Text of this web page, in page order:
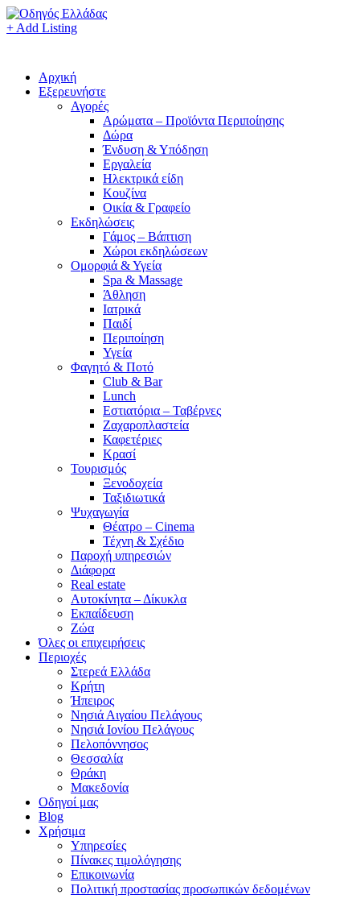
+ Add Listing
Αρχική
Εξερευνήστε
Αγορές
Αρώματα – Προϊόντα Περιποίησης
Δώρα
Ένδυση & Υπόδηση
Εργαλεία
Ηλεκτρικά είδη
Κουζίνα
Οικία & Γραφείο
Εκδηλώσεις
Γάμος – Βάπτιση
Χώροι εκδηλώσεων
Ομορφιά & Υγεία
Spa & Massage
Άθληση
Ιατρικά
Παιδί
Περιποίηση
Υγεία
Φαγητό & Ποτό
Club & Bar
Lunch
Εστιατόρια – Ταβέρνες
Ζαχαροπλαστεία
Καφετέριες
Κρασί
Τουρισμός
Ξενοδοχεία
Ταξιδιωτικά
Ψυχαγωγία
Θέατρο – Cinema
Τέχνη & Σχέδιο
Παροχή υπηρεσιών
Διάφορα
Real estate
Αυτοκίνητα – Δίκυκλα
Εκπαίδευση
Ζώα
Όλες οι επιχειρήσεις
Περιοχές
Στερεά Ελλάδα
Κρήτη
Ήπειρος
Νησιά Αιγαίου Πελάγους
Νησιά Ιονίου Πελάγους
Πελοπόννησος
Θεσσαλία
Θράκη
Μακεδονία
Οδηγοί μας
Blog
Χρήσιμα
Υπηρεσίες
Πίνακες τιμολόγησης
Επικοινωνία
Πολιτική προστασίας προσωπικών δεδομένων